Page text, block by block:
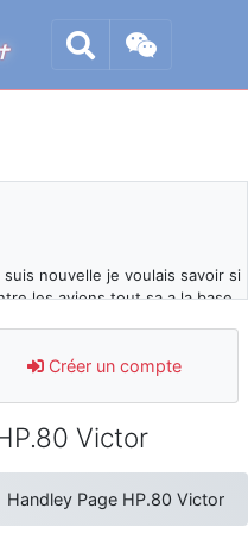
nouvelle je voulais savoir si
les avions tout sa a la base
du site ces derniers
spam et les bots trop nocifs
? je ne suis pas sûr de
Créer un compte
Victor
Handley Page HP.80 Victor